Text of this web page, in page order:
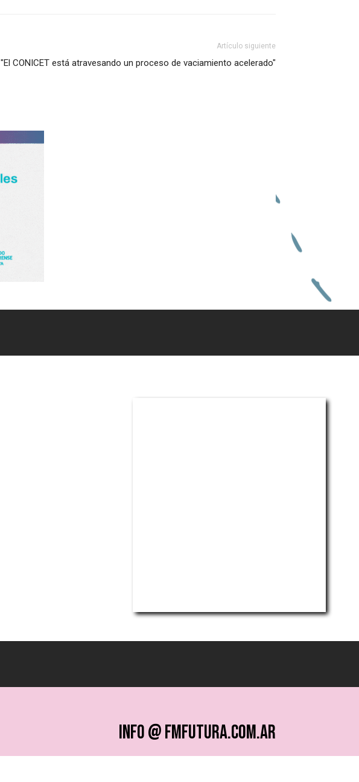
Artículo siguiente
"El CONICET está atravesando un proceso de vaciamiento acelerado"
info @ fmfutura.com.ar